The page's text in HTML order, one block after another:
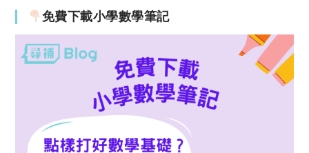
免費下載小學數學筆記